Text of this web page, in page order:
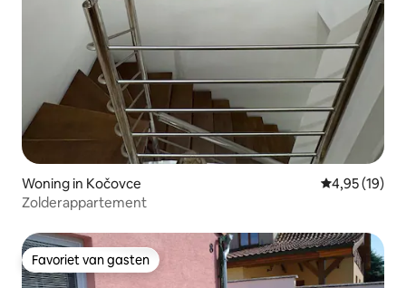
Woning in Kočovce Gemiddelde
4,95 (19)
Zolderappartement
Favoriet van gasten
Favoriet van gasten